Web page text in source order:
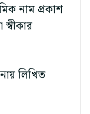
নাম প্রকাশ
লিখিত